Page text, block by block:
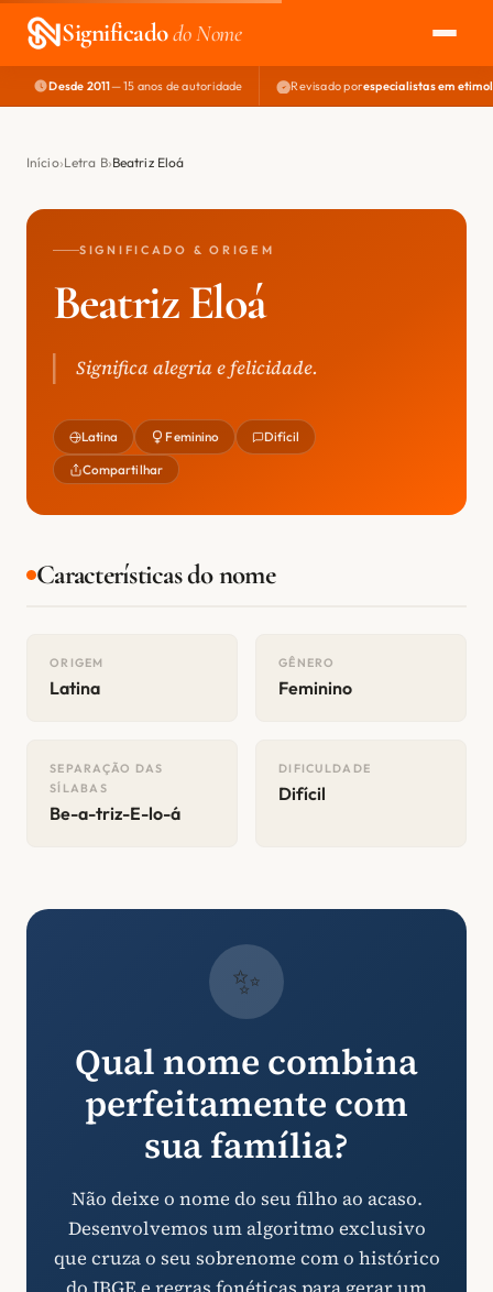
Significadodo Nome
EXPLORAR
NOME PERFEITO
Desde 2011— 15 anos de autoridade Revisado porespecialistas em
Início Letra B Beatriz Eloá
SIGNIFICADO & ORIGEM
Beatriz Eloá
Significa alegria e felicidade.
Latina Feminino Difícil
Compartilhar
Características do nome
ORIGEM
Latina
GÊNERO
Feminino
SEPARAÇÃO DAS
SÍLABAS
Be-a-triz-E-lo-á
DIFICULDADE
Difícil
✨
Qual nome combina
perfeitamente com
sua família?
Não deixe o nome do seu filho ao acaso.
Desenvolvemos um algoritmo exclusivo
que cruza o seu sobrenome com o histórico